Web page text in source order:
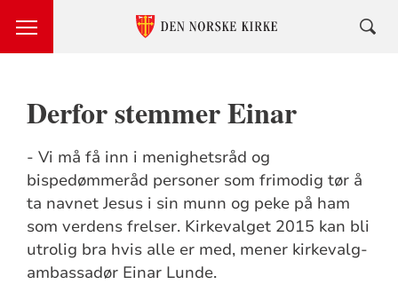
Derfor stemmer Einar
- Vi må få inn i menighetsråd og
bispedømmeråd personer som frimodig tør å
ta navnet Jesus i sin munn og peke på ham
som verdens frelser. Kirkevalget 2015 kan bli
utrolig bra hvis alle er med, mener kirkevalg-
ambassadør Einar Lunde.